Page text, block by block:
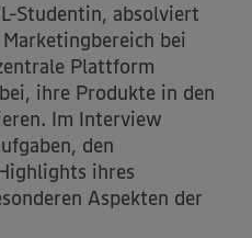
Studentin, absolviert
bei
Plattform
ihre Produkte in den
Im Interview
den
ihres
Aspekten der